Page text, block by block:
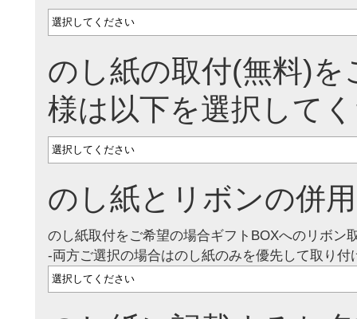
のし紙の取付(無料)を
様は以下を選択して
のし紙とリボンの併
のし紙取付をご希望の場合ギフトBOXへのリボン
-両方ご選択の場合はのし紙のみを優先して取り付